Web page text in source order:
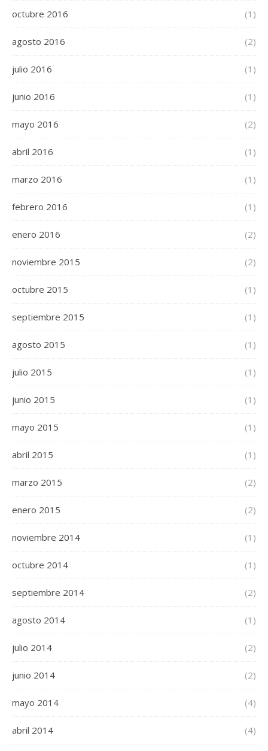
octubre 2016 (1)
agosto 2016 (2)
julio 2016 (1)
junio 2016 (1)
mayo 2016 (2)
abril 2016 (1)
marzo 2016 (1)
febrero 2016 (1)
enero 2016 (2)
noviembre 2015 (2)
octubre 2015 (1)
septiembre 2015 (1)
agosto 2015 (1)
julio 2015 (1)
junio 2015 (1)
mayo 2015 (1)
abril 2015 (1)
marzo 2015 (2)
enero 2015 (2)
noviembre 2014 (1)
octubre 2014 (1)
septiembre 2014 (2)
agosto 2014 (1)
julio 2014 (2)
junio 2014 (2)
mayo 2014 (4)
abril 2014 (4)